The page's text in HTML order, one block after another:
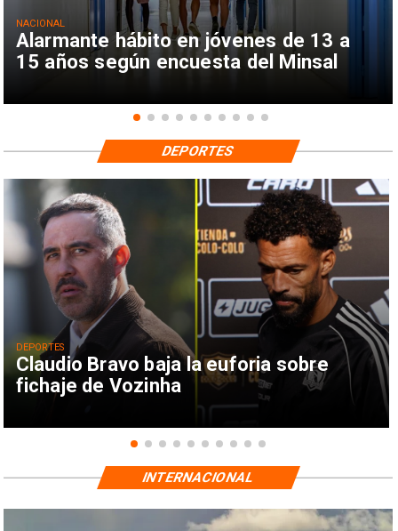
Alarmante hábito en jóvenes de 13 a
15 años según encuesta del Minsal
NACIONAL
Claudio Bravo baja la euforia sobre
fichaje de Vozinha
DEPORTES
DEPORTES
INTERNACIONAL